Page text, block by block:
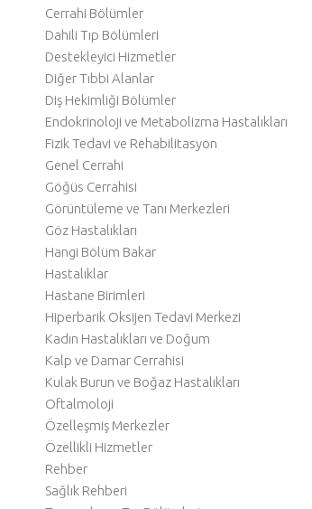
Cerrahi Bölümler
Dahili Tıp Bölümleri
Destekleyici Hizmetler
Diğer Tıbbi Alanlar
Diş Hekimliği Bölümler
Endokrinoloji ve Metabolizma Hastalıkları
Fizik Tedavi ve Rehabilitasyon
Genel Cerrahi
Göğüs Cerrahisi
Görüntüleme ve Tanı Merkezleri
Göz Hastalıkları
Hangi Bölüm Bakar
Hastalıklar
Hastane Birimleri
Hiperbarik Oksijen Tedavi Merkezi
Kadın Hastalıkları ve Doğum
Kalp ve Damar Cerrahisi
Kulak Burun ve Boğaz Hastalıkları
Oftalmoloji
Özelleşmiş Merkezler
Özellikli Hizmetler
Rehber
Sağlık Rehberi